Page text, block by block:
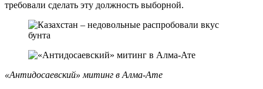
требовали сделать эту должность выборной.
«Антидосаевский» митинг в Алма-Ате